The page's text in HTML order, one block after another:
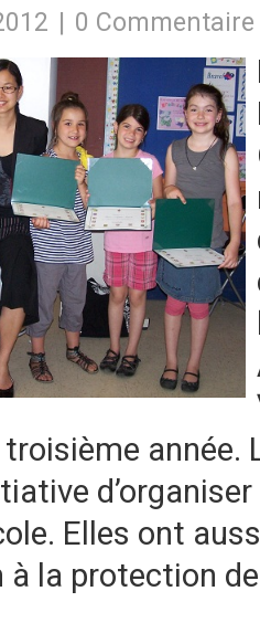
0 Commentaire
année.
Elles ont
la protection